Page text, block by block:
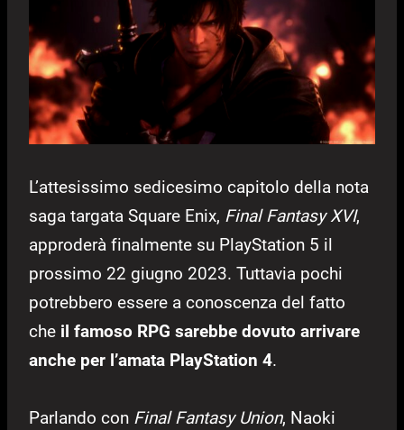
L’attesissimo sedicesimo capitolo della nota
saga targata Square Enix, Final Fantasy XVI,
approderà finalmente su PlayStation 5 il
prossimo 22 giugno 2023. Tuttavia pochi
potrebbero essere a conoscenza del fatto
che il famoso RPG sarebbe dovuto arrivare
anche per l’amata PlayStation 4.
Parlando con Final Fantasy Union, Naoki